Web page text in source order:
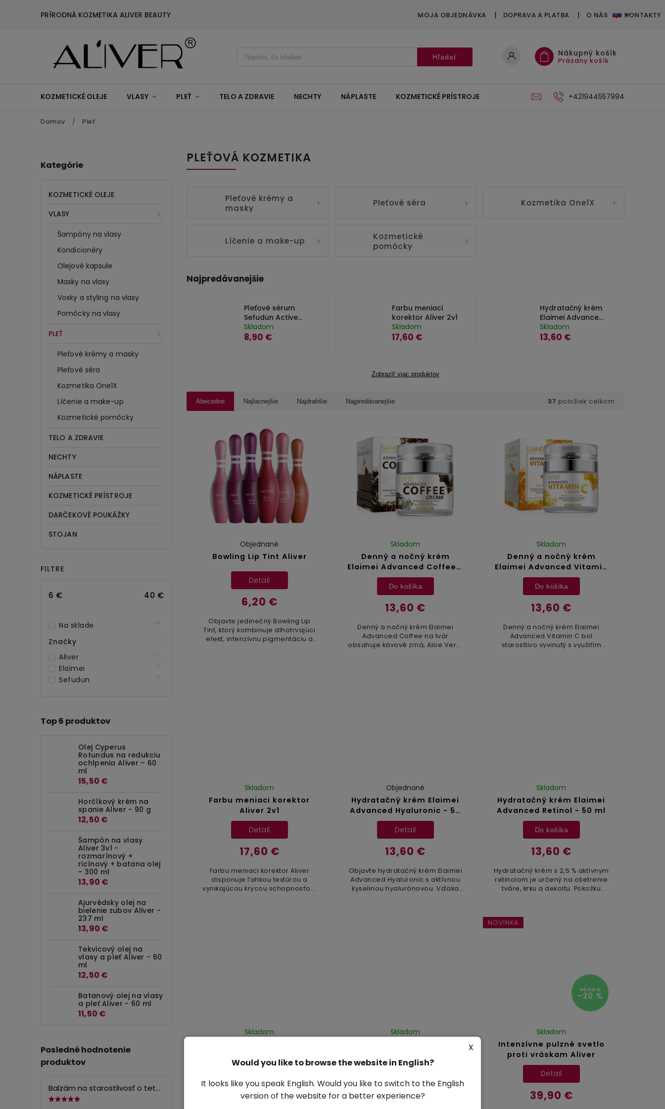
PRÍRODNÁ KOZMETIKA ALIVER BEAUTY MOJA OBJEDNÁVKA DOPRAVA A PLATBA O NÁS KONTAKTY
Hľadať Nákupný košík
Prázdny košík
KOZMETICKÉ OLEJE VLASY PLEŤ TELO A ZDRAVIE NECHTY NÁPLASTE KOZMETICKÉ PRÍSTROJE DARČEKOVÉ POUKÁŽKY STOJAN
+421944557994
Domov / Pleť
Kategórie
KOZMETICKÉ OLEJE
VLASY
Šampóny na vlasy
Kondicionéry
Olejové kapsule
Masky na vlasy
Vosky a styling na vlasy
Pomôcky na vlasy
PLEŤ
Pleťové krémy a masky
Pleťové séra
Kozmetika One1X
Líčenie a make-up
Kozmetické pomôcky
TELO A ZDRAVIE
NECHTY
NÁPLASTE
KOZMETICKÉ PRÍSTROJE
DARČEKOVÉ POUKÁŽKY
STOJAN
FILTRE
6 € 40 €
Na sklade
Značky
Aliver
Elaimei
Sefudun
Top 6 produktov
Olej Cyperus
Rotundus na redukciu
ochlpenia Aliver – 60
ml
15,50 €
Horčíkový krém na
spanie Aliver - 90 g
12,50 €
Šampón na vlasy
Aliver 3v1 -
rozmarínový +
ricínový + batana olej
- 300 ml
13,90 €
Ajurvédsky olej na
bielenie zubov Aliver -
237 ml
13,90 €
Tekvicový olej na
vlasy a pleť Aliver - 60
ml
12,50 €
Batanový olej na vlasy
a pleť Aliver - 60 ml
11,50 €
Posledné hodnotenie
produktov
Balzám na starostlivosť o tetovanie Elaimei - 75 g
PLEŤOVÁ KOZMETIKA
Pleťové krémy a
masky
Pleťové séra Kozmetika One1X
Líčenie a make-up
Kozmetické
pomôcky
Najpredávanejšie
Pleťové sérum
Sefudun Active
Collagen - 30 ml
Skladom
8,90 €
Farbu meniaci
korektor Aliver 2v1
Skladom
17,60 €
Hydratačný krém
Elaimei Advanced
Retinol - 50 ml
Skladom
13,60 €
Zobraziť viac produktov
Abecedne Najlacnejšie Najdrahšie Najpredávanejšie 37 položiek celkom
Bowling Lip Tint Aliver
Objednané
6,20 €
Detail
Objavte jedinečný Bowling Lip
Tint, ktorý kombinuje dlhotrvajúci
efekt, intenzívnu pigmentáciu a
Denný a nočný krém
Elaimei Advanced Coffee -
50 ml
Skladom
13,60 €
Do košíka
Denný a nočný krém Elaimei
Advanced Coffee na tvár
obsahuje kávové zrná, Aloe Vera,
Denný a nočný krém
Elaimei Advanced Vitamin
C - 50 ml
Skladom
13,60 €
Do košíka
Denný a nočný krém Elaimei
Advanced Vitamin C bol
starostlivo vyvinutý s využitím
Farbu meniaci korektor
Aliver 2v1
Skladom
17,60 €
Detail
Farbu meniaci korektor Aliver
disponuje ľahkou textúrou a
vynikajúcou krycou schopnosťou.
Hydratačný krém Elaimei
Advanced Hyaluronic - 50
ml
Objednané
13,60 €
Detail
Objavte hydratačný krém Elaimei
Advanced Hyaluronic s aktívnou
kyselinou hyalurónovou. Vďaka
Hydratačný krém Elaimei
Advanced Retinol - 50 ml
Skladom
13,60 €
Do košíka
Hydratačný krém s 2,5 % aktívnym
retinolom je určený na ošetrenie
tváre, krku a dekoltu. Pokožku
Skladom
14,10 €
Skladom
9,20 €
NOVINKA
49,90 €
–20 %
Intenzívne pulzné svetlo
proti vráskam Aliver
Skladom
39,90 €
Detail
Would you like to browse the website in English?
x
It looks like you speak English. Would you like to switch to the English
version of the website for a better experience?